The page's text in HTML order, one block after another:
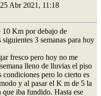
Abr 2021, 11:18
10 Km por debajo de
3 semanas para hoy
fresco pero hoy no me
lleno de lluvias el piso
condiciones pero lo cierto es
y al pasar el K m de 5 la
iba fundido. Hasta ese